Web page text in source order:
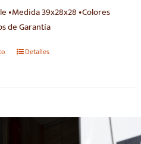
•Medida 39x28x28 •Colores
de Garantía
Detalles